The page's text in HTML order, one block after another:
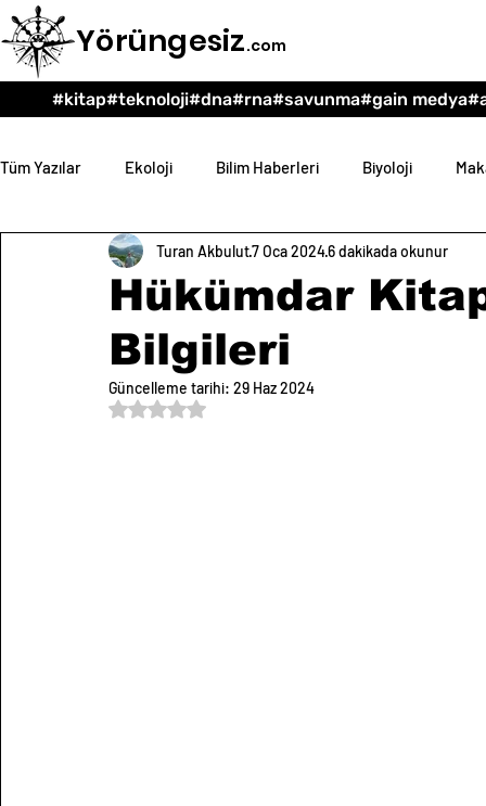
Yörüngesiz.com
Tüm Yazılar Ekoloji Bilim Haberleri Biyoloji
Psikoloji Eğitim Felsefe
Hükümdar
Bilgileri
Turan Akbulut7 Oca 20246 dakikada okunur
Güncelleme tarihi: 29 Haz 2024
5 üzerinden NaN yıldız
#kitap#teknoloji#dna#rna#savunma#gain medya